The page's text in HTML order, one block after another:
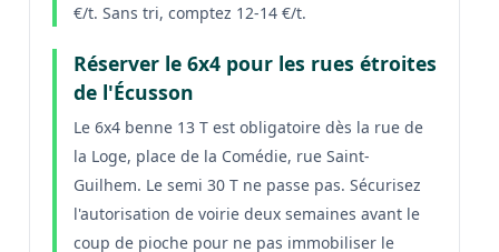
€/t. Sans tri, comptez 12-14 €/t.
Réserver le 6x4 pour les rues étroites
de l'Écusson
Le 6x4 benne 13 T est obligatoire dès la rue de
la Loge, place de la Comédie, rue Saint-
Guilhem. Le semi 30 T ne passe pas. Sécurisez
l'autorisation de voirie deux semaines avant le
coup de pioche pour ne pas immobiliser le